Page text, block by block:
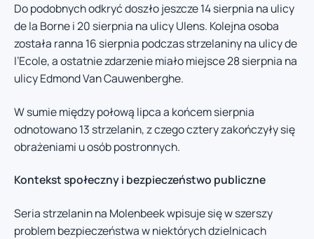
Do podobnych odkryć doszło jeszcze 14 sierpnia na ulicy
de la Borne i 20 sierpnia na ulicy Ulens. Kolejna osoba
została ranna 16 sierpnia podczas strzelaniny na ulicy de
l’Ecole, a ostatnie zdarzenie miało miejsce 28 sierpnia na
ulicy Edmond Van Cauwenberghe.
W sumie między połową lipca a końcem sierpnia
odnotowano 13 strzelanin, z czego cztery zakończyły się
obrażeniami u osób postronnych.
Kontekst społeczny i bezpieczeństwo publiczne
Seria strzelanin na Molenbeek wpisuje się w szerszy
problem bezpieczeństwa w niektórych dzielnicach